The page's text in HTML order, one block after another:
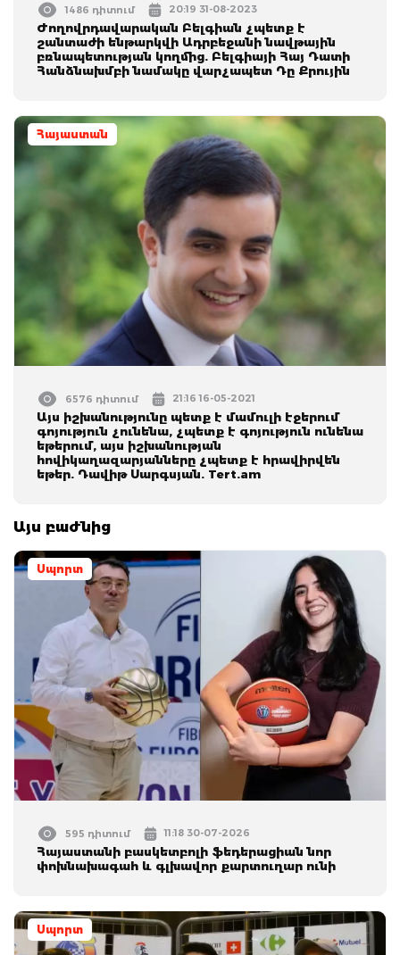
1486 դիտում 20:19 31-08-2023
Ժողովրդավարական Բելգիան չպետք է
շանտաժի ենթարկվի Ադրբեջանի նավթային
բռնապետության կողմից. Բելգիայի Հայ Դատի
Հանձնախմբի նամակը վարչապետ Դը Քրույին
Հայաստան
6576 դիտում 21:16 16-05-2021
Այս իշխանությունը պետք է մամուլի էջերում
գոյություն չունենա, չպետք է գոյություն ունենա
եթերում, այս իշխանության
հովիկաղազարյանները չպետք է հրավիրվեն
եթեր. Դավիթ Սարգսյան. Tert.am
Այս բաժնից
Սպորտ
595 դիտում 11:18 30-07-2026
Հայաստանի բասկետբոլի ֆեդերացիան նոր
փոխնախագահ և գլխավոր քարտուղար ունի
Սպորտ